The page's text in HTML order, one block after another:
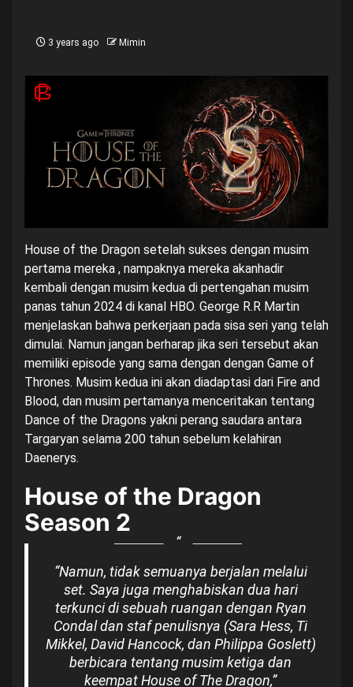
3 years ago Mimin
House of the Dragon setelah sukses dengan musim
pertama mereka , nampaknya mereka akanhadir
kembali dengan musim kedua di pertengahan musim
panas tahun 2024 di kanal HBO. George R.R Martin
menjelaskan bahwa perkerjaan pada sisa seri yang telah
dimulai. Namun jangan berharap jika seri tersebut akan
memiliki episode yang sama dengan dengan Game of
Thrones. Musim kedua ini akan diadaptasi dari Fire and
Blood, dan musim pertamanya menceritakan tentang
Dance of the Dragons yakni perang saudara antara
Targaryan selama 200 tahun sebelum kelahiran
Daenerys.
House of the Dragon
Season 2
“Namun, tidak semuanya berjalan melalui
set. Saya juga menghabiskan dua hari
terkunci di sebuah ruangan dengan Ryan
Condal dan staf penulisnya (Sara Hess, Ti
Mikkel, David Hancock, dan Philippa Goslett)
berbicara tentang musim ketiga dan
keempat House of The Dragon,”